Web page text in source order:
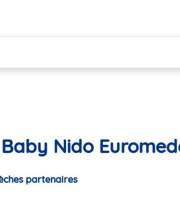
Nido
partenaires